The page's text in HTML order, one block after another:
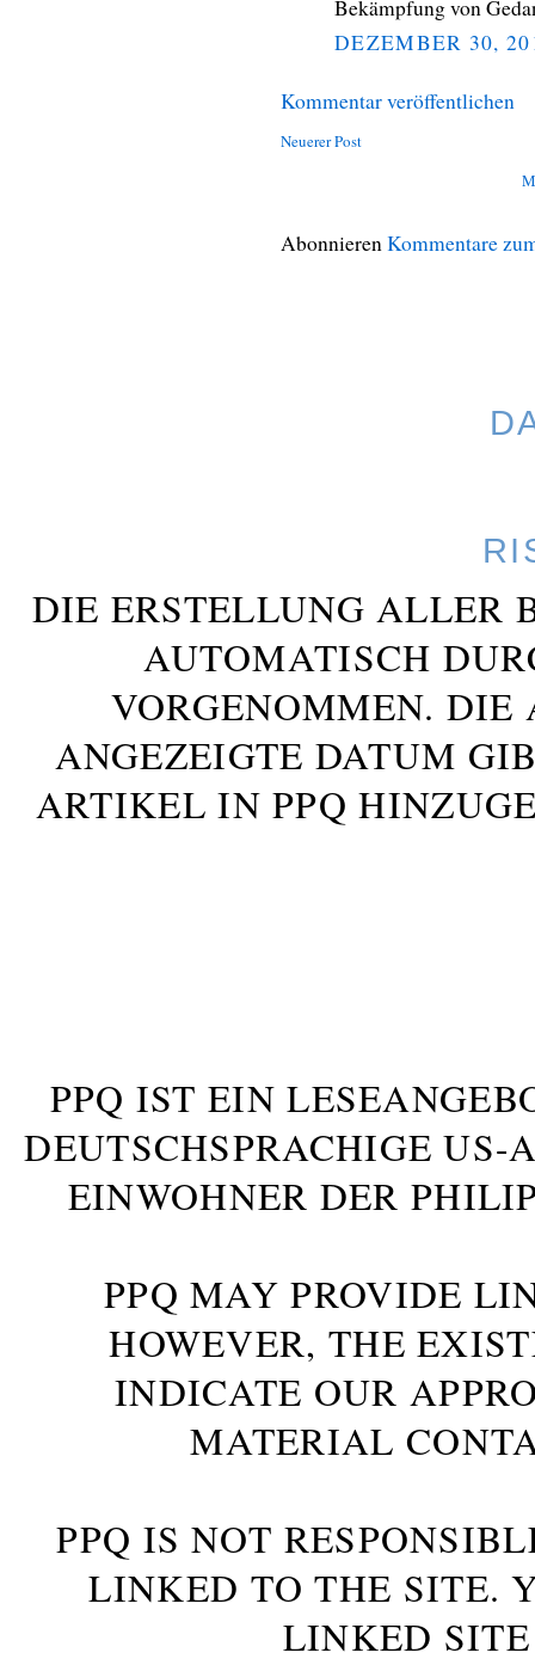
Bekämpfung von
DEZEMBER 30,
Kommentar veröffentlichen
Neuerer Post
AbonnierenKommentare
DIE ERSTELLUNG ALLER
AUTOMATISCH
VORGENOMMEN. DIE
ANGEZEIGTE DATUM
ARTIKEL IN PPQ
PPQ IST EIN
DEUTSCHSPRACHIGE US-
INWOHNER DER
PPQ MAY PROVIDE
HOWEVER, THE
INDICATE OUR
MATERIAL
PPQ IS NOT
LINKED TO THE SITE.
LINKED